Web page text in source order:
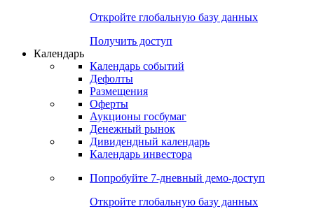
Откройте глобальную базу данных
Получить доступ
Календарь
Календарь событий
Дефолты
Размещения
Оферты
Аукционы госбумаг
Денежный рынок
Дивидендный календарь
Календарь инвестора
Попробуйте 7-дневный демо-доступ
Откройте глобальную базу данных